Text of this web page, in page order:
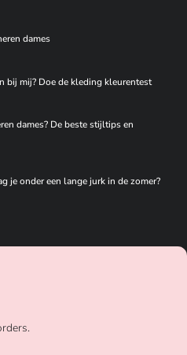
dames
bij mij? Doe de kleding kleurentest
dames? De beste stijltips en
je onder een lange jurk in de zomer?